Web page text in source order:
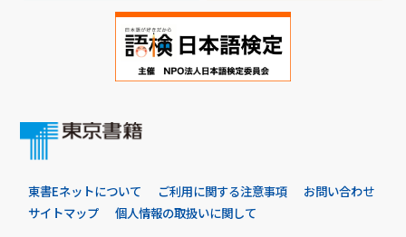
東書Eネットについて ご利用に関する注意事項
お問い合わせ
サイトマップ
個人情報の取扱いに関して